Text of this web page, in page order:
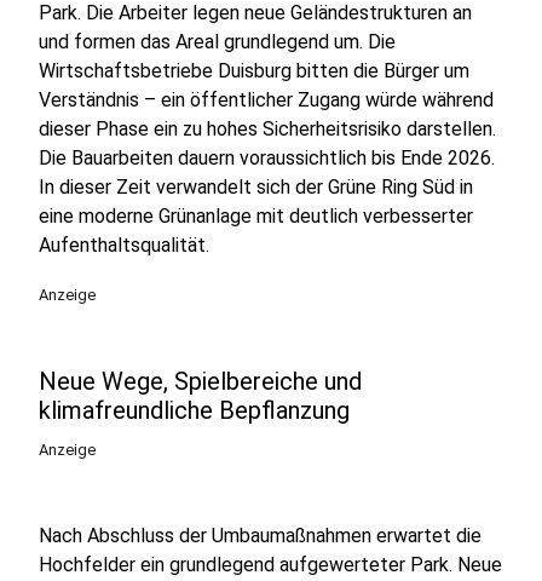
Park. Die Arbeiter legen neue Geländestrukturen an
und formen das Areal grundlegend um. Die
Wirtschaftsbetriebe Duisburg bitten die Bürger um
Verständnis – ein öffentlicher Zugang würde während
dieser Phase ein zu hohes Sicherheitsrisiko darstellen.
Die Bauarbeiten dauern voraussichtlich bis Ende 2026.
In dieser Zeit verwandelt sich der Grüne Ring Süd in
eine moderne Grünanlage mit deutlich verbesserter
Aufenthaltsqualität.
Anzeige
Neue Wege, Spielbereiche und
klimafreundliche Bepflanzung
Anzeige
Nach Abschluss der Umbaumaßnahmen erwartet die
Hochfelder ein grundlegend aufgewerteter Park. Neue